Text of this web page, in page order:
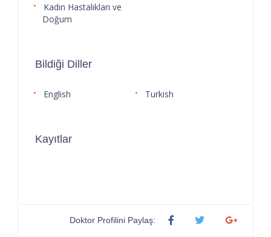
Kadın Hastalıkları ve
Doğum
Bildiği Diller
English Turkish
Kayıtlar
Doktor Profilini Paylaş: